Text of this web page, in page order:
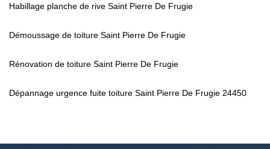
Habillage planche de rive Saint Pierre De Frugie
Démoussage de toiture Saint Pierre De Frugie
Rénovation de toiture Saint Pierre De Frugie
Dépannage urgence fuite toiture Saint Pierre De Frugie 24450